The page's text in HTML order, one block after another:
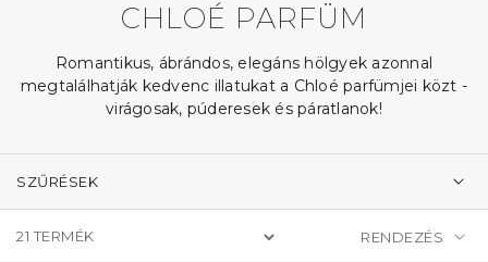
CHLOÉ PARFÜM
Romantikus, ábrándos, elegáns hölgyek azonnal
megtalálhatják kedvenc illatukat a Chloé parfümjei közt -
virágosak, púderesek és páratlanok!
SZŰRÉSEK
21 TERMÉK